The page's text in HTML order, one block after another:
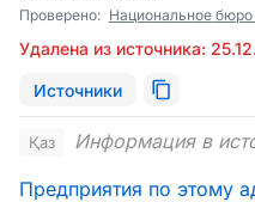
Проверено: Национальное бюро
Удалена из источника:
Источники
Қаз
Информация в
Предприятия по этому